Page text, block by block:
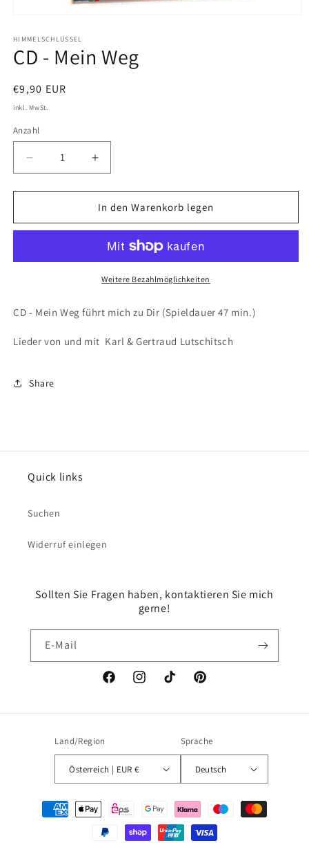
in
Modal
öffnen
HIMMELSCHLÜSSEL
CD - Mein Weg
Normaler
Preis
€9,90 EUR
inkl. MwSt.
Anzahl
Verringere
die
Menge
CD
Weg
Erhöhe
die
Menge
für
CD
Mein
Weg
In den Warenkorb legen
Weitere Bezahlmöglichkeiten
CD - Mein Weg führt mich zu Dir (Spieldauer 47 min.)
Lieder von und mit Karl & Gertraud Lutschitsch
Share
Quick links
Suchen
Widerruf einlegen
Sollten Sie Fragen haben, kontaktieren Sie mich
gerne!
E-Mail
FacebookInstagramTikTok Pinterest
Land/Region
Österreich | EUR €
Sprache
Deutsch
Zahlungsmethoden